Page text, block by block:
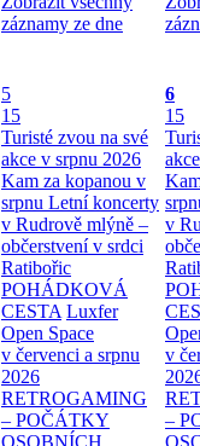
záznamy ze dne
5
15
Turisté zvou na své
akce v srpnu 2026
Kam za kopanou v
srpnu Letní koncerty
v Rudrově mlýně –
občerstvení v srdci
Ratibořic
POHÁDKOVÁ
CESTA Luxfer
Open Space
v červenci a srpnu
2026
RETROGAMING
– POČÁTKY
OSOBNÍCH
6
15
v
v
–